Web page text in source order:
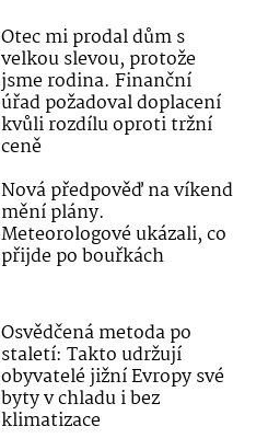
Otec mi prodal dům s
velkou slevou, protože
jsme rodina. Finanční
úřad požadoval doplacení
kvůli rozdílu oproti tržní
ceně
Nová předpověď na víkend
mění plány.
Meteorologové ukázali, co
přijde po bouřkách
Osvědčená metoda po
staletí: Takto udržují
obyvatelé jižní Evropy své
byty v chladu i bez
klimatizace